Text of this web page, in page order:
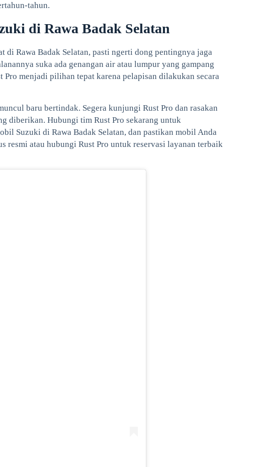
tahun.
di Rawa Badak Selatan
di Rawa Badak Selatan, pasti ngerti dong pentingnya jaga
suka ada genangan air atau lumpur yang gampang
Pro menjadi pilihan tepat karena pelapisan dilakukan secara
baru bertindak. Segera kunjungi Rust Pro dan rasakan
diberikan. Hubungi tim Rust Pro sekarang untuk
Suzuki di Rawa Badak Selatan, dan pastikan mobil Anda
resmi atau hubungi Rust Pro untuk reservasi layanan terbaik